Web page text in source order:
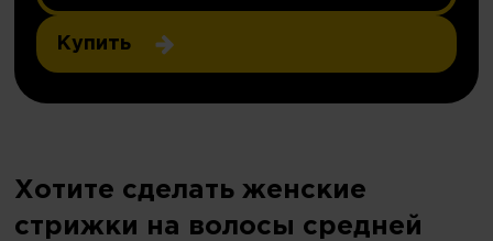
Купить
Хотите сделать женские
стрижки на волосы средней